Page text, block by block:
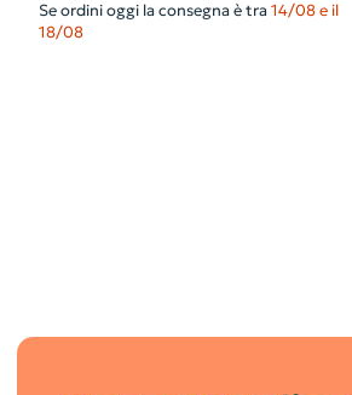
Se ordini oggi la consegna è tra 14/08 e il
18/08